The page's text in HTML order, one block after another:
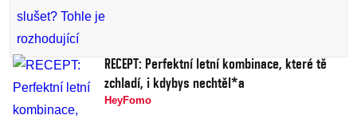
RECEPT: Perfektní letní kombinace, které tě
zchladí, i kdybys nechtěl*a
HeyFomo